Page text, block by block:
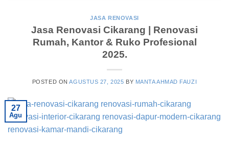
JASA RENOVASI
Jasa Renovasi Cikarang | Renovasi
Rumah, Kantor & Ruko Profesional
2025.
POSTED ONAGUSTUS 27, 2025 BY MANTA AHMAD FAUZI
27
Agu